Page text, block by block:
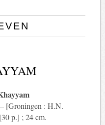
[Groningen : H.N.
p.] ; 24 cm.